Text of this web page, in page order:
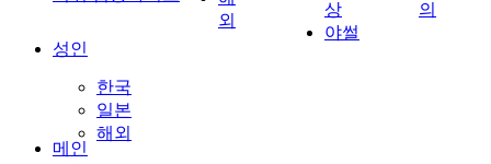
성인
한국
일본
해외
외
상
야썰
의
메인